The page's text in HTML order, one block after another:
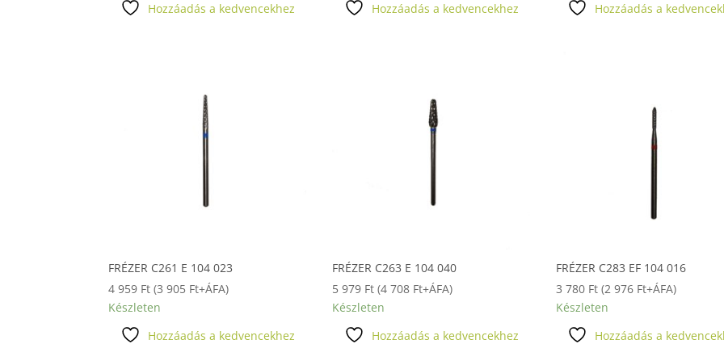
Hozzáadás a kedvencekhez
Hozzáadás a kedvencekhez
Hozzáadás a
FRÉZER C261 E 104 023
4 959 Ft (3 905 Ft+ÁFA)
Készleten
Hozzáadás a kedvencekhez
FRÉZER C263 E 104 040
5 979 Ft (4 708 Ft+ÁFA)
Készleten
Hozzáadás a kedvencekhez
FRÉZER C283 EF 104 016
3 780 Ft (2 976 Ft+ÁFA)
Készleten
Hozzáadás a